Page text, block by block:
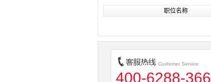
职位名称
400-6288-366